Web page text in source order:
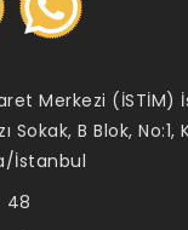
Merkezi (İSTİM)
Sokak, B Blok, No:1,
İstanbul
48